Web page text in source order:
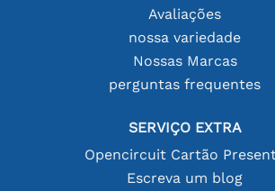
Avaliações
nossa variedade
Nossas Marcas
perguntas frequentes
SERVIÇO EXTRA
Opencircuit Cartão
Escreva um blog